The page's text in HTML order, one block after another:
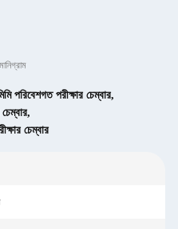
পরিবেশগত পরীক্ষার চেম্বার,
,
চেম্বার